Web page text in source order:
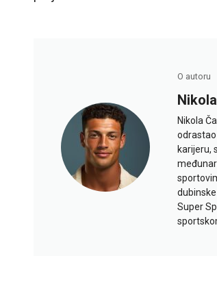
O autoru
Nikola
karijeru,
Super